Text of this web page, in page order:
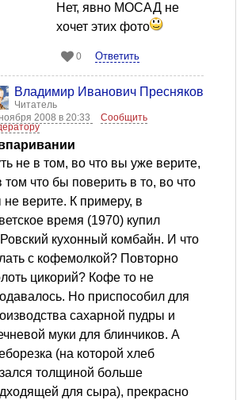
Нет, явно МОСАД не
хочет этих фото
0 Ответить
Владимир Иванович Пресняков
Читатель
2008 в 20:33
Сообщить
не в том, во что вы уже верите,
том что бы поверить в то, во что
не верите. К примеру, в
время (1970) купил
кухонный комбайн. И что
с кофемолкой? Повторно
цикорий? Кофе то не
Но приспособил для
сахарной пудры и
муки для блинчиков. А
(на которой хлеб
толщиной больше
для сыра), прекрасно